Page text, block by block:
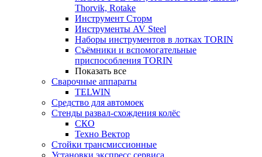
Thorvik, Rotake
Инструмент Сторм
Инструменты AV Steel
Наборы инструментов в лотках TORIN
Съёмники и вспомогательные
приспособления TORIN
Показать все
Сварочные аппараты
TELWIN
Средство для автомоек
Стенды развал-схождения колёс
СКО
Техно Вектор
Стойки трансмиссионные